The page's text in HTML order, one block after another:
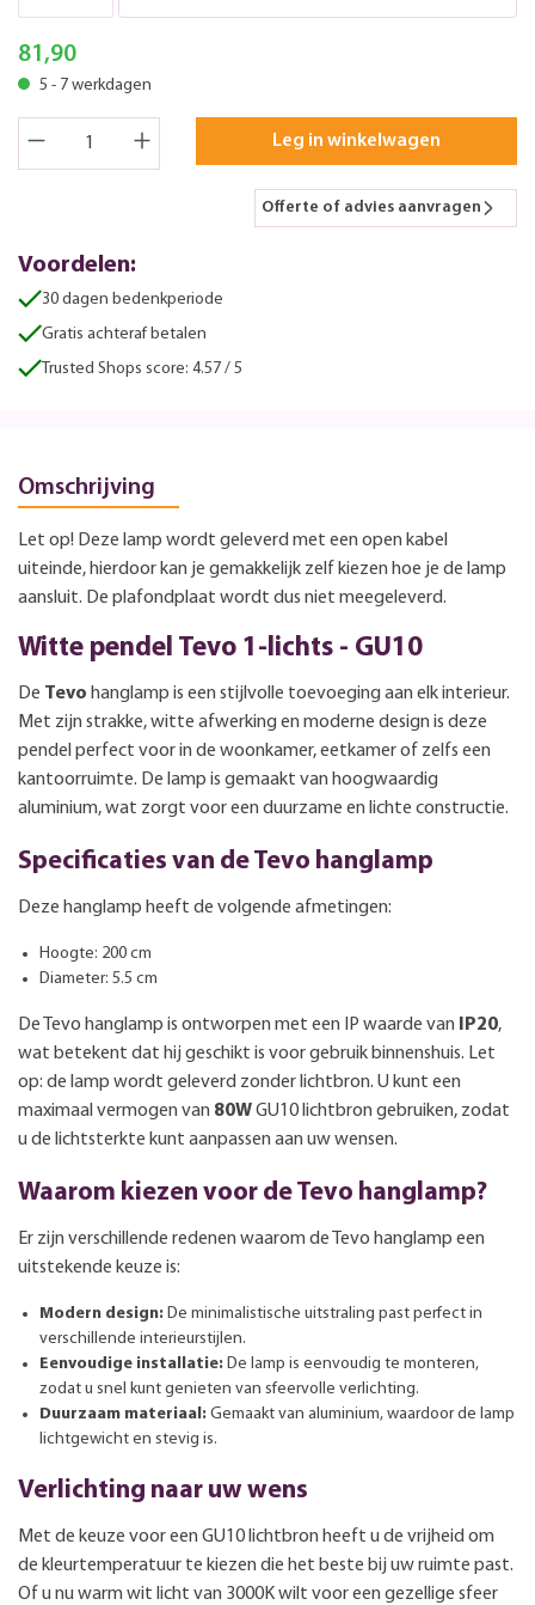
81,90
5 - 7 werkdagen
Leg in winkelwagen
Offerte of advies aanvragen
Voordelen:
30 dagen bedenkperiode
Gratis achteraf betalen
Trusted Shops score: 4.57 / 5
Omschrijving
Let op! Deze lamp wordt geleverd met een open kabel
uiteinde, hierdoor kan je gemakkelijk zelf kiezen hoe je de lamp
aansluit. De plafondplaat wordt dus niet meegeleverd.
Witte pendel Tevo 1-lichts - GU10
De Tevo hanglamp is een stijlvolle toevoeging aan elk interieur.
Met zijn strakke, witte afwerking en moderne design is deze
pendel perfect voor in de woonkamer, eetkamer of zelfs een
kantoorruimte. De lamp is gemaakt van hoogwaardig
aluminium, wat zorgt voor een duurzame en lichte constructie.
Specificaties van de Tevo hanglamp
Deze hanglamp heeft de volgende afmetingen:
Hoogte: 200 cm
Diameter: 5.5 cm
De Tevo hanglamp is ontworpen met een IP waarde van IP20,
wat betekent dat hij geschikt is voor gebruik binnenshuis. Let
op: de lamp wordt geleverd zonder lichtbron. U kunt een
maximaal vermogen van 80WGU10 lichtbron gebruiken, zodat
u de lichtsterkte kunt aanpassen aan uw wensen.
Waarom kiezen voor de Tevo hanglamp?
Er zijn verschillende redenen waarom de Tevo hanglamp een
uitstekende keuze is:
Modern design: De minimalistische uitstraling past perfect in
verschillende interieurstijlen.
Eenvoudige installatie: De lamp is eenvoudig te monteren,
zodat u snel kunt genieten van sfeervolle verlichting.
Duurzaam materiaal: Gemaakt van aluminium, waardoor de lamp
lichtgewicht en stevig is.
Verlichting naar uw wens
Met de keuze voor een GU10 lichtbron heeft u de vrijheid om
de kleurtemperatuur te kiezen die het beste bij uw ruimte past.
Of u nu warm wit licht van 3000K wilt voor een gezellige sfeer